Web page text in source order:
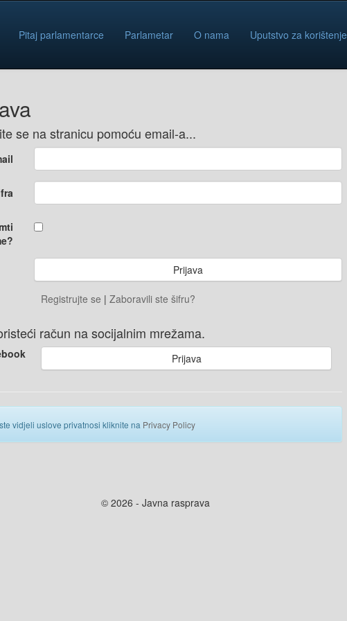
Pitaj parlamentarce Parlametar O nama Uputstvo za korištenje
se na stranicu pomoću email-a...
Registrujte se | Zaboravili ste šifru?
račun na socijalnim mrežama.
Prijava
vidjeli uslove privatnosi kliknite na Privacy Policy
© 2026 - Javna rasprava